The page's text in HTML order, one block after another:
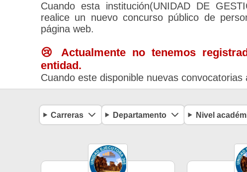
Cuando esta institución(UNIDAD DE
realice un nuevo concurso público de
página web.
😢 Actualmente no tenemos
entidad.
Cuando este disponible nuevas
Carreras Departamento Nivel